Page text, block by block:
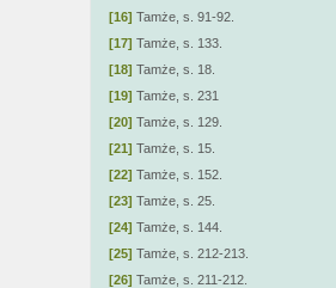
[16] Tamże, s. 91-92.
[17] Tamże, s. 133.
[18] Tamże, s. 18.
[19] Tamże, s. 231
[20] Tamże, s. 129.
[21] Tamże, s. 15.
[22] Tamże, s. 152.
[23] Tamże, s. 25.
[24] Tamże, s. 144.
[25] Tamże, s. 212-213.
[26] Tamże, s. 211-212.